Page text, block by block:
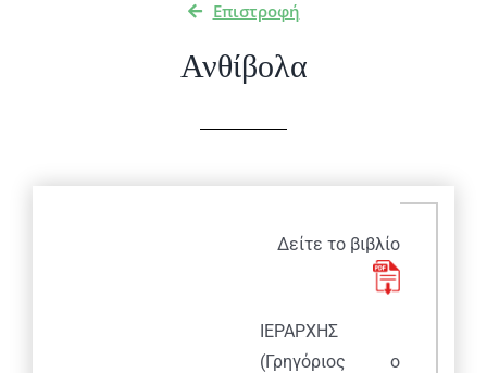
Επιστροφή
Ανθίβολα
Δείτε το βιβλίο
IEΡΑΡΧΗΣ
(Γρηγόριος ο